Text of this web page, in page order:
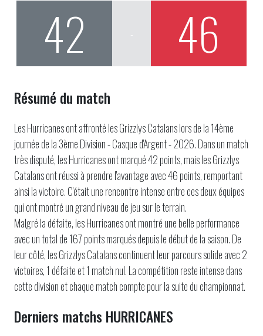
42 46
Résumé du match
Les Hurricanes ont affronté les Grizzlys Catalans lors de la 14ème
journée de la 3ème Division - Casque d'Argent - 2026. Dans un match
très disputé, les Hurricanes ont marqué 42 points, mais les Grizzlys
Catalans ont réussi à prendre l'avantage avec 46 points, remportant
ainsi la victoire. C'était une rencontre intense entre ces deux équipes
qui ont montré un grand niveau de jeu sur le terrain.
Malgré la défaite, les Hurricanes ont montré une belle performance
avec un total de 167 points marqués depuis le début de la saison. De
leur côté, les Grizzlys Catalans continuent leur parcours solide avec 2
victoires, 1 défaite et 1 match nul. La compétition reste intense dans
cette division et chaque match compte pour la suite du championnat.
Derniers matchs HURRICANES